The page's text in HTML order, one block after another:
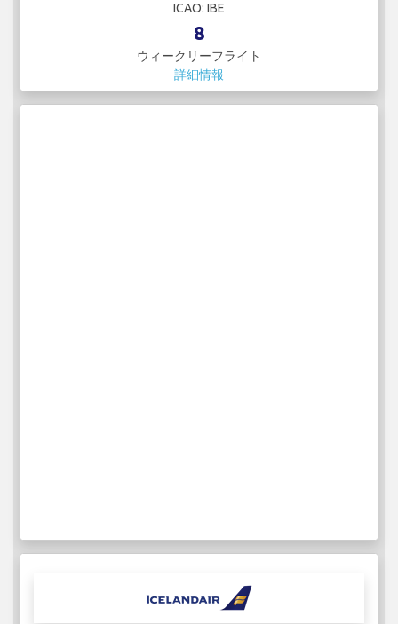
ICAO: IBE
8
ウィークリーフライト
詳細情報